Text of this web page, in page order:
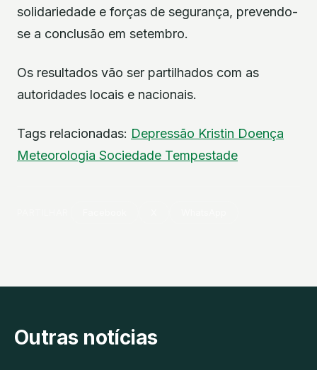
solidariedade e forças de segurança, prevendo-
se a conclusão em setembro.
Os resultados vão ser partilhados com as
autoridades locais e nacionais.
Tags relacionadas: Depressão Kristin Doença
Meteorologia Sociedade Tempestade
Outras notícias